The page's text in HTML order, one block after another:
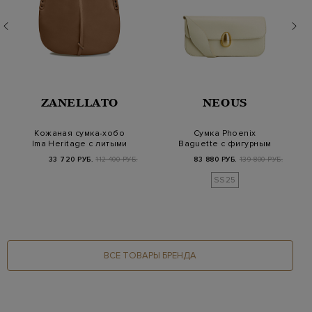
ZANELLATO
Кожаная сумка-хобо
Ima Heritage с литыми
заклепками
33 720 РУБ. 112 400 РУБ.
NEOUS
Сумка Phoenix
Baguette с фигурным
ремешком и
винтажным…
83 880 РУБ. 139 800 РУБ.
SS25
ВСЕ ТОВАРЫ БРЕНДА